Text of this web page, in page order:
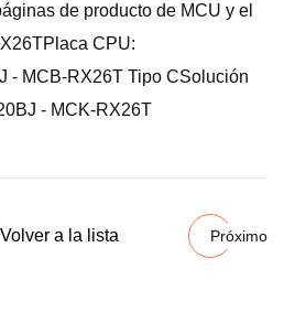
de producto de MCU y el
CPU:
- MCB-RX26T Tipo CSolución
- MCK-RX26T
Volver a la lista Próximo